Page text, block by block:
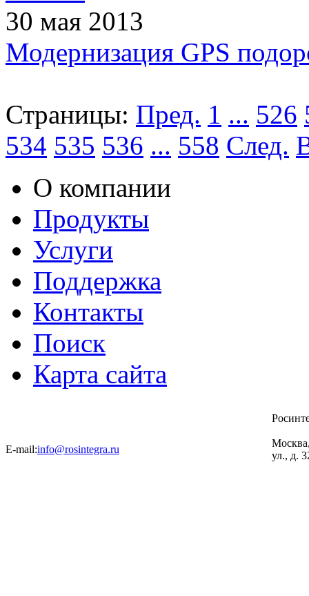
30 мая 2013
Модернизация GPS
Страницы: Пред. 1 ... 526
534 535 536 ... 558 След.
О компании
Продукты
Услуги
Поддержка
Контакты
Поиск
Карта сайта
E-mail:info@rosintegra.ru
ул., д.